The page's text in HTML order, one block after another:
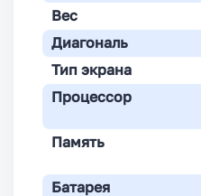
Вес
Диагональ
Тип экрана
Процессор
Память
Батарея